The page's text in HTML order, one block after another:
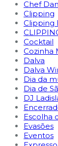
Chef
Clipping
Clipping
Cocktail
Cozinha
Dalva
Dalva
Dia da
Dia de
DJ
Escolha
Evasões
Eventos